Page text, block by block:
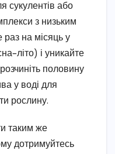
сукулентів або
з низьким
раз на місяць у
і уникайте
половину
у воді для
рослину.
таким же
дотримуйтесь